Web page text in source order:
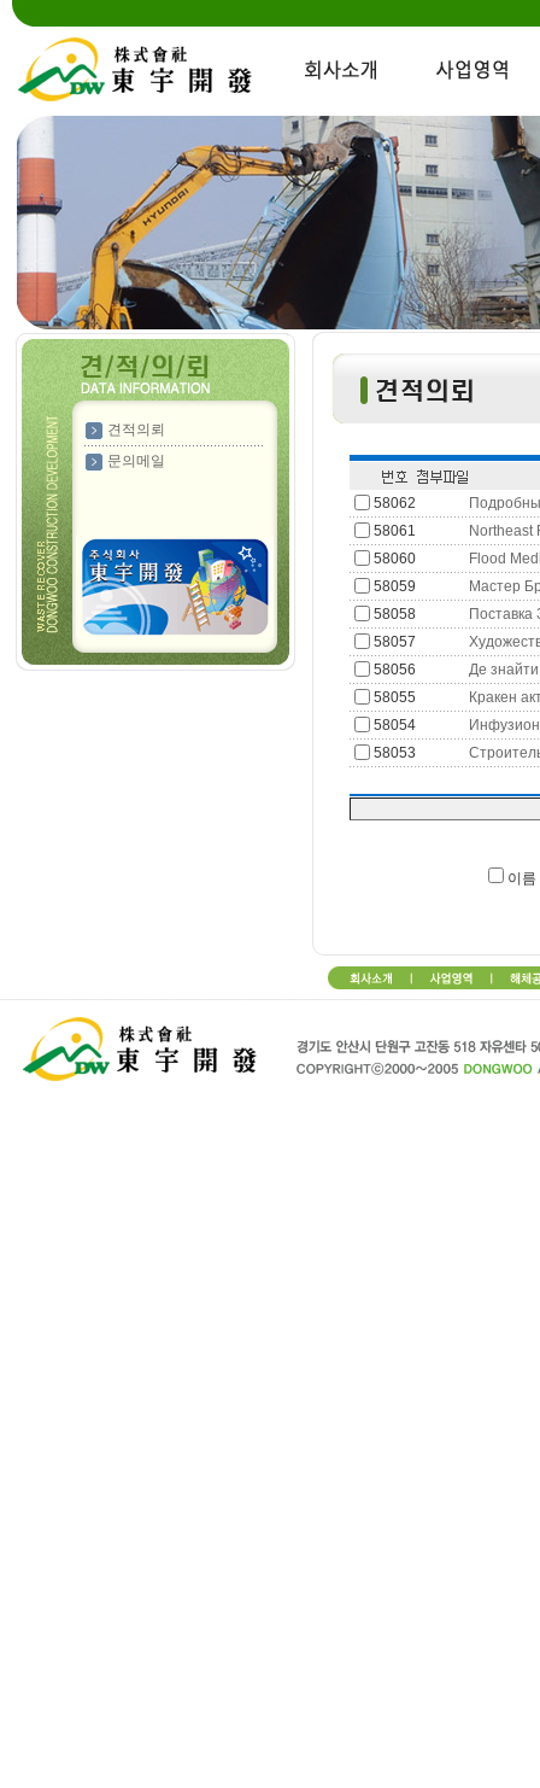
견적의뢰
문의메일
58062
58061
Northeast
58060
Flood
58059
Мастер
58058
Поставка
58057
58056
Де
58055
Кракен
58054
58053
이름